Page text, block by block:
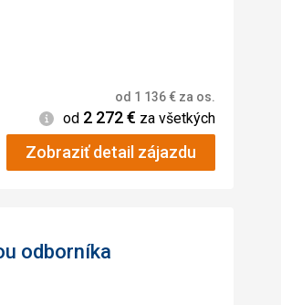
od 1 136€ za os.
Informácie
od 2 272€ za všetkých
Zobraziť detail zájazdu
odborníka